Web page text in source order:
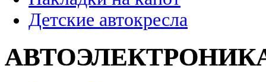
Детские автокресла